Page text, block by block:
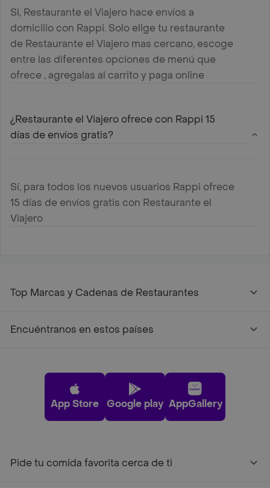
Si, Restaurante el Viajero hace envíos a
domicilio con Rappi. Solo elige tu restaurante
de Restaurante el Viajero mas cercano, escoge
entre las diferentes opciones de menú que
ofrece , agregalas al carrito y paga online
¿Restaurante el Viajero ofrece con Rappi 15
días de envíos gratis?
Sí, para todos los nuevos usuarios Rappi ofrece
15 días de envíos gratis con Restaurante el
Viajero
Top Marcas y Cadenas de Restaurantes
Encuéntranos en estos países
App Store Google play AppGallery
Pide tu comida favorita cerca de ti